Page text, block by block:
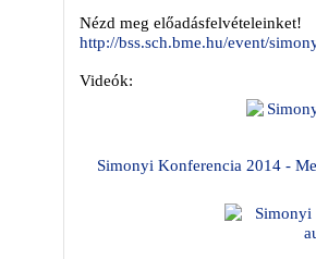
Nézd meg előadásfelvételeinket!
http://bss.sch.bme.hu/event/
Videók:
Simonyi Konferencia 2014 -